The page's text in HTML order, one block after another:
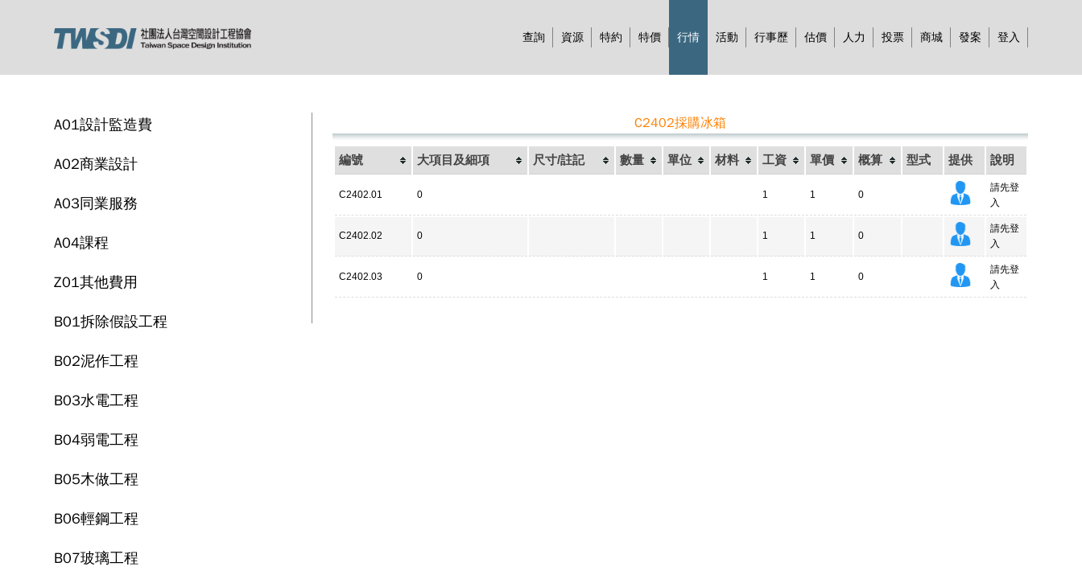
查詢 資源 特約 特價 行情 活動 行事歷 估價 人力 投票 商城 發案 登入
A01設計監造費
A02商業設計
A03同業服務
A04課程
Z01其他費用
B01拆除假設工程
B02泥作工程
B03水電工程
B04弱電工程
B05木做工程
B06輕鋼工程
B07玻璃工程
C2402採購冰箱
編號 大項目及細項 尺寸/註記 數量 單位 材料 工資 單價 概算 型式 提供 說明
C2402.01 0 1 1 0
請先登
入
C2402.02 0 1 1 0
請先登
入
C2402.03 0 1 1 0
請先登
入